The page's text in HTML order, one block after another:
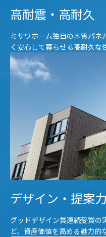
高耐震・高耐久
ミサワホーム独自の木質パネ
く安心して暮らせる高耐久な
デザイン・提案力
グッドデザイン賞連続受賞の
ど、資産価値を高める魅力的